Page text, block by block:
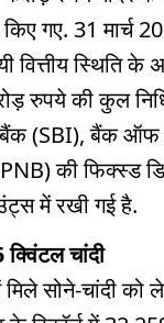
गए. 31 मार्च
स्थिति के
रुपये की कुल
बैंक (SBI), बैंक ऑफ
की फिक्स्ड
में रखी गई है.
चांदी
मिले सोने-चांदी को